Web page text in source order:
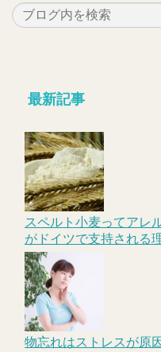
最新記事
スペルト小麦ってアレ
がドイツで支持される
物忘れはストレスが原